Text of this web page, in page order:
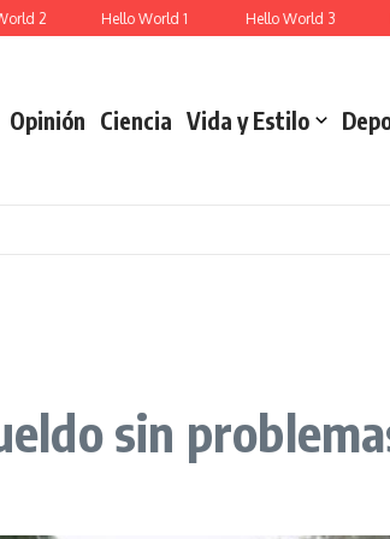
2 Hello World 1 Hello World 3
Opinión Ciencia Vida y Estilo
sin